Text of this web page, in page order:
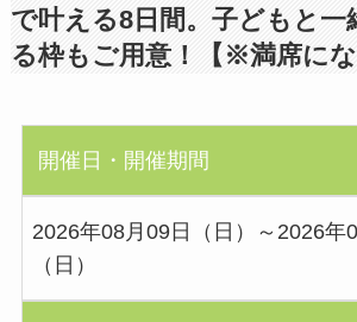
で叶える8日間。子どもと一
る枠もご用意！【※満席にな
開催日・開催期間
2026年08月09日（日）～2026年
（日）